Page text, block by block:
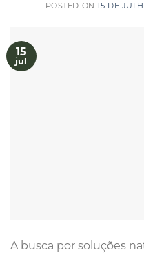
POSTED ON15 DE
15
jul
A busca por soluções